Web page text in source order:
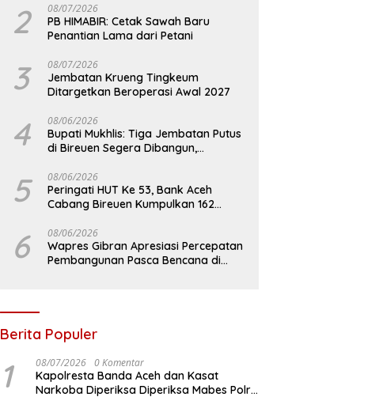
2 08/07/2026
PB HIMABIR: Cetak Sawah Baru
Penantian Lama dari Petani
3 08/07/2026
Jembatan Krueng Tingkeum
Ditargetkan Beroperasi Awal 2027
4 08/06/2026
Bupati Mukhlis: Tiga Jembatan Putus
di Bireuen Segera Dibangun,
5 08/06/2026
Peringati HUT Ke 53, Bank Aceh
Cabang Bireuen Kumpulkan 162
6 08/06/2026
Wapres Gibran Apresiasi Percepatan
Pembangunan Pasca Bencana di
Berita Populer
1 08/07/2026 0 Komentar
Kapolresta Banda Aceh dan Kasat
Narkoba Diperiksa Diperiksa Mabes Polri,